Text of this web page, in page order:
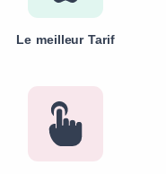
Le meilleur Tarif